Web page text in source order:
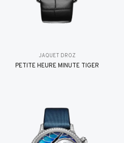
JAQUET DROZ
PETITE HEURE MINUTE TIGER